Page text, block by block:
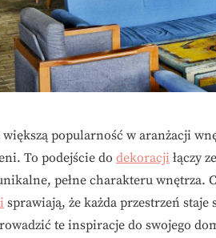
większą popularność w aranżacji
To podejście do dekoracji łączy
pełne charakteru wnętrza.
sprawiają, że każda przestrzeń
te inspiracje do swojego